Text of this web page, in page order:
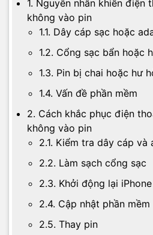
1. Nguyên nhân khiến điện
không vào pin
1.1. Dây cáp sạc hoặc
1.2. Cổng sạc bẩn hoặc
1.3. Pin bị chai hoặc hư
1.4. Vấn đề phần mềm
2. Cách khắc phục điện
không vào pin
2.1. Kiểm tra dây cáp và
2.2. Làm sạch cổng sạc
2.3. Khởi động lại iPhone
2.4. Cập nhật phần mềm
2.5. Thay pin